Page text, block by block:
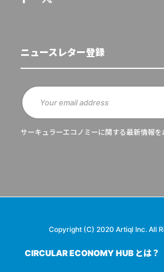
ニュースレター登録
サーキュラーエコノミーに関する最新情報を
Copyright (C) 2020 Artiql Inc. All
CIRCULAR ECONOMY HUB とは？